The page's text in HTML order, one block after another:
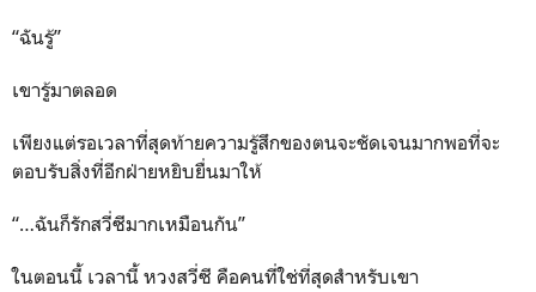
“ฉันรู้”
เขารู้มาตลอด
เพียงแต่รอเวลาที่สุดท้ายความรู้สึกของตนจะชัดเจนมากพอที่จะ
ตอบรับสิ่งที่อีกฝ่ายหยิบยื่นมาให้
“…ฉันก็รักสวี่ซีมากเหมือนกัน”
ในตอนนี้ เวลานี้ หวงสวี่ซี คือคนที่ใช่ที่สุดสำหรับเขา